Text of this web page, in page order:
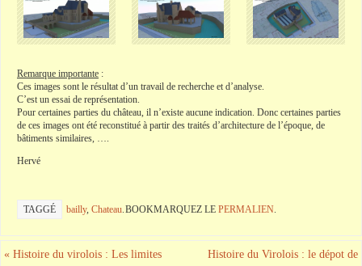
Remarque importante :
Ces images sont le résultat d’un travail de recherche et d’analyse.
C’est un essai de représentation.
Pour certaines parties du château, il n’existe aucune indication. Donc certaines parties
de ces images ont été reconstitué à partir des traités d’architecture de l’époque, de
bâtiments similaires, ….
Hervé
TAGGÉ bailly, Chateau.BOOKMARQUEZ LE PERMALIEN.
« Histoire du virolois : Les limites
Histoire du Virolois : le dépot de